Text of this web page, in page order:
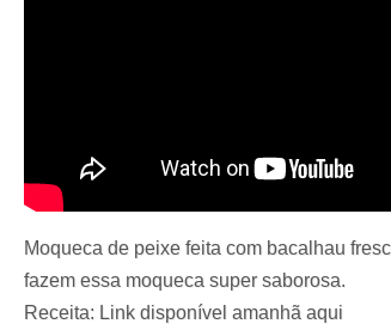
Moqueca de peixe feita com bacalhau
fazem essa moqueca super saborosa.
Receita: Link disponível amanhã aqui